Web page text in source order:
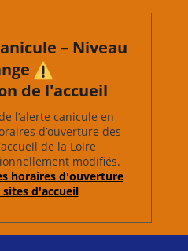
– Niveau
de l'accueil
l’alerte canicule en
d’ouverture des
de la Loire
modifiés.
horaires d'ouverture
sites d'accueil